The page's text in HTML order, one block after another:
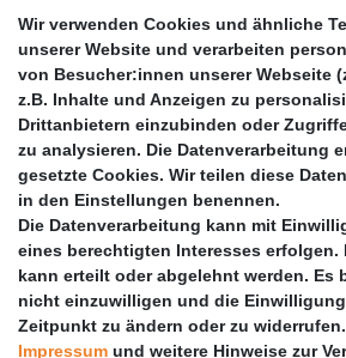
Barrierefreiheit
Anleitungen
Vertrag widerrufen
PARTNER
DHL
GLS
PaketPLUS
Wir verwenden Cookies und ähnliche
unserer Website und verarbeiten
von Besucher:innen unserer Webseite
z.B. Inhalte und Anzeigen zu
Drittanbietern einzubinden oder
zu analysieren. Die Datenverarbeitung
gesetzte Cookies. Wir teilen diese
in den Einstellungen benennen.
Die Datenverarbeitung kann mit
eines berechtigten Interesses erfolgen.
kann erteilt oder abgelehnt werden. Es
nicht einzuwilligen und die
Zeitpunkt zu ändern oder zu
Impressum und weitere Hinweise zur